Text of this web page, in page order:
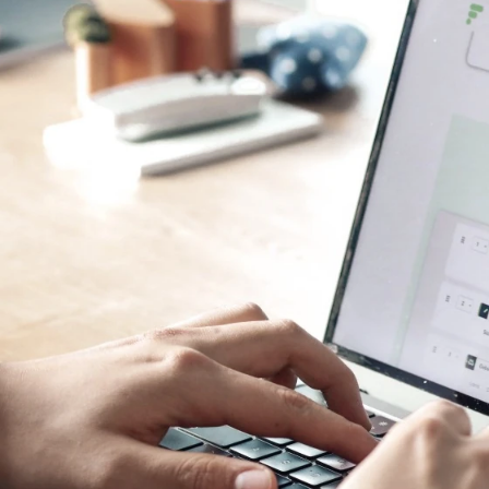
No-
No-Code-Plattformen über Drag-and-Drop
sich digitale Anwendungen individuell
keine Programmierkenntnisse notwendig
vielfältig und reichen von
automatisierten Dokumentenversand oder
die manuelle Codeerstellung komplett
erweisen kann. Diese liegen bedingt